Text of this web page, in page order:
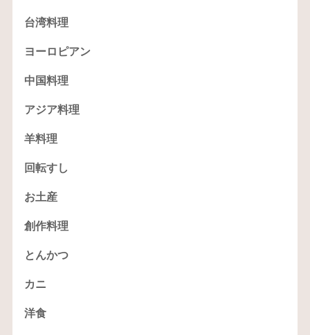
台湾料理
ヨーロピアン
中国料理
アジア料理
羊料理
回転すし
お土産
創作料理
とんかつ
カニ
洋食